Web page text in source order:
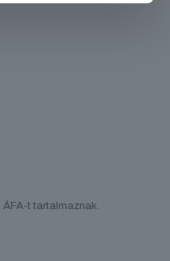
ÁFA-t tartalmaznak.